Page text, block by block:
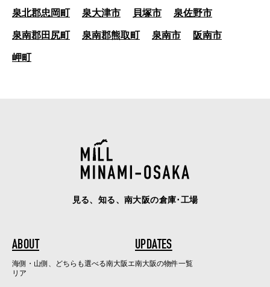
泉北郡忠岡町 泉大津市 貝塚市 泉佐野市
泉南郡田尻町 泉南郡熊取町 泉南市 阪南市
岬町
見る、知る、南大阪の倉庫･工場
ABOUT
海側・山側、どちらも選べる南大阪エ
リア
UPDATES
南大阪の物件一覧